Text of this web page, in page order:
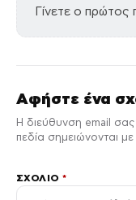
Γίνετε ο πρώτος
Αφήστε ένα
Η διεύθυνση email
πεδία σημειώνονται με
ΣΧΌΛΙΟ*